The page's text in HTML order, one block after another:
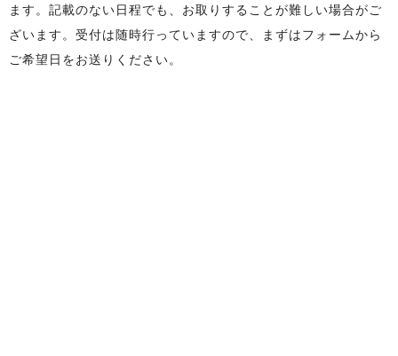
ます。記載のない日程でも、お取りすることが難しい場合がご
ざいます。受付は随時行っていますので、まずはフォームから
ご希望日をお送りください。